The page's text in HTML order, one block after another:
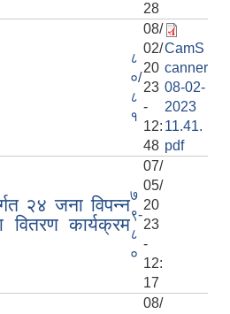
28
८
०/
८
१
08/
02/
20
23
-
12:
48
CamS
canner
08-02-
2023
11.41.
pdf
२४ जना विपन्न
वितरण कार्यक्रम
७
९-
८
०
07/
05/
20
23
-
12:
17
08/